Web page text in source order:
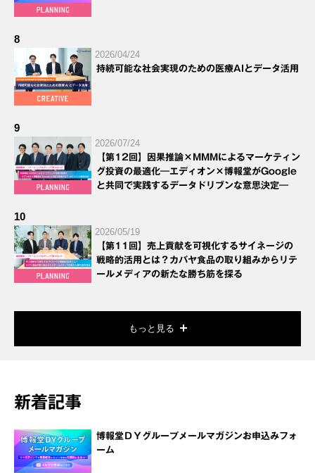
8
2026/04/24
持続可能な社会実現のための医療AIとデータ活用
9
2026/07/24
【第12回】因果推論×MMMによるマーケティン
グ投資の最適化―エディオン×博報堂がGoogle
と共同で実践するデータドリブンな意思決定―
10
2026/05/19
【第11回】売上貢献を可視化するサイネージの
戦略的活用とは？カバヤ食品の取り組みからリテ
ールメディアの新たな勝ち筋を探る
もっと見る
新着記事
博報堂ＤＹグループメールマガジンお申込みフォ
ーム